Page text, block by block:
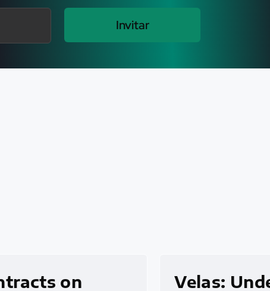
Invitar
on
Velas: